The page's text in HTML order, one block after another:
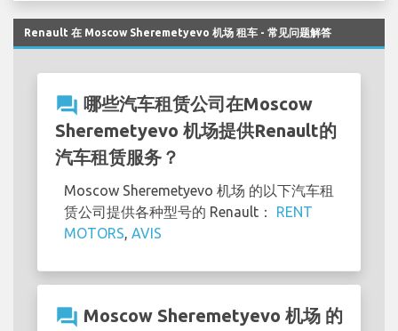
Renault 在 Moscow Sheremetyevo 机场 租车 - 常见问题解答
question_answer 哪些汽车租赁公司在Moscow
Sheremetyevo 机场提供Renault的
汽车租赁服务？
Moscow Sheremetyevo 机场 的以下汽车租
赁公司提供各种型号的 Renault： RENT
MOTORS, AVIS
question_answer Moscow Sheremetyevo 机场 的